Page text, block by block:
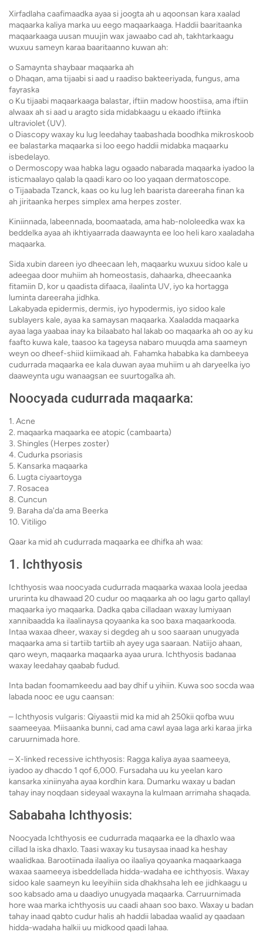
Xirfadlaha caafimaadka ayaa si joogta ah u aqoonsan kara xaalad
maqaarka kaliya marka uu eego maqaarkaaga. Haddii baaritaanka
maqaarkaaga uusan muujin wax jawaabo cad ah, takhtarkaagu
wuxuu sameyn karaa baaritaanno kuwan ah:
o Samaynta shaybaar maqaarka ah
o Dhaqan, ama tijaabi si aad u raadiso bakteeriyada, fungus, ama
fayraska
o Ku tijaabi maqaarkaaga balastar, iftiin madow hoostiisa, ama iftiin
alwaax ah si aad u aragto sida midabkaagu u ekaado iftiinka
ultraviolet (UV).
o Diascopy waxay ku lug leedahay taabashada boodhka mikroskoob
ee balastarka maqaarka si loo eego haddii midabka maqaarku
isbedelayo.
o Dermoscopy waa habka lagu ogaado nabarada maqaarka iyadoo la
isticmaalayo qalab la qaadi karo oo loo yaqaan dermatoscope.
o Tijaabada Tzanck, kaas oo ku lug leh baarista dareeraha finan ka
ah jiritaanka herpes simplex ama herpes zoster.
Kiniinnada, labeennada, boomaatada, ama hab-nololeedka wax ka
beddelka ayaa ah ikhtiyaarrada daawaynta ee loo heli karo xaaladaha
maqaarka.
Sida xubin dareen iyo dheecaan leh, maqaarku wuxuu sidoo kale u
adeegaa door muhiim ah homeostasis, dahaarka, dheecaanka
fitamiin D, kor u qaadista difaaca, ilaalinta UV, iyo ka hortagga
luminta dareeraha jidhka.
Lakabyada epidermis, dermis, iyo hypodermis, iyo sidoo kale
sublayers kale, ayaa ka samaysan maqaarka. Xaaladda maqaarka
ayaa laga yaabaa inay ka bilaabato hal lakab oo maqaarka ah oo ay ku
faafto kuwa kale, taasoo ka tageysa nabaro muuqda ama saameyn
weyn oo dheef-shiid kiimikaad ah. Fahamka hababka ka dambeeya
cudurrada maqaarka ee kala duwan ayaa muhiim u ah daryeelka iyo
daaweynta ugu wanaagsan ee suurtogalka ah.
Noocyada cudurrada maqaarka:
1. Acne
2. maqaarka maqaarka ee atopic (cambaarta)
3. Shingles (Herpes zoster)
4. Cudurka psoriasis
5. Kansarka maqaarka
6. Lugta ciyaartoyga
7. Rosacea
8. Cuncun
9. Baraha da'da ama Beerka
10. Vitiligo
Qaar ka mid ah cudurrada maqaarka ee dhifka ah waa:
1. Ichthyosis
Ichthyosis waa noocyada cudurrada maqaarka waxaa loola jeedaa
ururinta ku dhawaad ​​​​20 cudur oo maqaarka ah oo lagu garto qallayl
maqaarka iyo maqaarka. Dadka qaba cilladaan waxay lumiyaan
xannibaadda ka ilaalinaysa qoyaanka ka soo baxa maqaarkooda.
Intaa waxaa dheer, waxay si degdeg ah u soo saaraan unugyada
maqaarka ama si tartiib tartiib ah ayey uga saaraan. Natiijo ahaan,
qaro weyn, maqaarka maqaarka ayaa urura. Ichthyosis badanaa
waxay leedahay qaabab fudud.
Inta badan foomamkeedu aad bay dhif u yihiin. Kuwa soo socda waa
labada nooc ee ugu caansan:
– Ichthyosis vulgaris: Qiyaastii mid ka mid ah 250kii qofba wuu
saameeyaa. Miisaanka bunni, cad ama cawl ayaa laga arki karaa jirka
caruurnimada hore.
– X-linked recessive ichthyosis: Ragga kaliya ayaa saameeya,
iyadoo ay dhacdo 1 qof 6,000. Fursadaha uu ku yeelan karo
kansarka xiniinyaha ayaa kordhin kara. Dumarku waxay u badan
tahay inay noqdaan sideyaal waxayna la kulmaan arrimaha shaqada.
Sababaha Ichthyosis:
Noocyada Ichthyosis ee cudurrada maqaarka ee la dhaxlo waa
cillad la iska dhaxlo. Taasi waxay ku tusaysaa inaad ka heshay
waalidkaa. Barootiinada ilaaliya oo ilaaliya qoyaanka maqaarkaaga
waxaa saameeya isbeddellada hidda-wadaha ee ichthyosis. Waxay
sidoo kale saameyn ku leeyihiin sida dhakhsaha leh ee jidhkaagu u
soo kabsado ama u daadiyo unugyada maqaarka. Carruurnimada
hore waa marka ichthyosis uu caadi ahaan soo baxo. Waxay u badan
tahay inaad qabto cudur halis ah haddii labadaa waalid ay qaadaan
hidda-wadaha halkii uu midkood qaadi lahaa.